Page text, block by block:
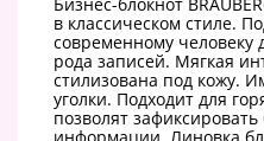
в классическом стиле.
современному человеку
рода записей. Мягкая
стилизована под кожу.
уголки. Подходит для
позволят